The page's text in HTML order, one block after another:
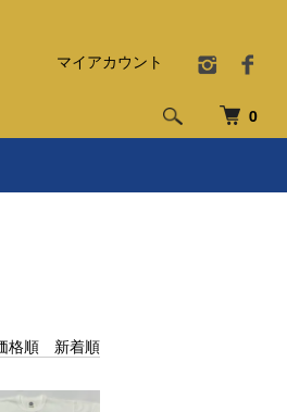
0
マイアカウント
格順 新着順